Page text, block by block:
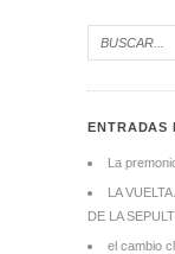
ENTRADAS
La
LA
DE LA
el cambio